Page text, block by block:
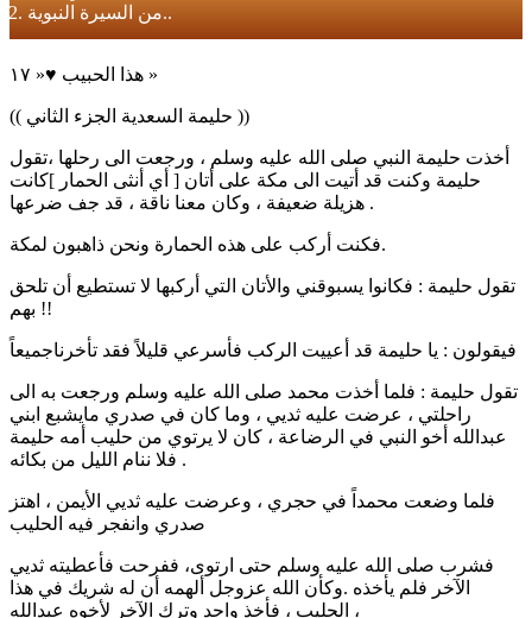
من السيرة النبوية..
هذا الحبيب ♥️« ١٧ »
(( حليمة السعدية الجزء الثاني ))
أخذت حليمة النبي صلى الله عليه وسلم ، ورجعت الى رحلها ،تقول
حليمة وكنت قد أتيت الى مكة على أتان [ أي أنثى الحمار ]كانت
هزيلة ضعيفة ، وكان معنا ناقة ، قد جف ضرعها .
فكنت أركب على هذه الحمارة ونحن ذاهبون لمكة.
تقول حليمة : فكانوا يسبوقني والأتان التي أركبها لا تستطيع أن تلحق
بهم !!
فيقولون : يا حليمة قد أعييت الركب فأسرعي قليلاً فقد تأخرناجميعاً
تقول حليمة : فلما أخذت محمد صلى الله عليه وسلم ورجعت به الى
راحلتي ، عرضت عليه ثديي ، وما كان في صدري مايشبع ابني
عبدالله أخو النبي في الرضاعة ، كان لا يرتوي من حليب أمه حليمة
فلا ننام الليل من بكائه .
فلما وضعت محمداً في حجري ، وعرضت عليه ثديي الأيمن ، اهتز
صدري وانفجر فيه الحليب
فشرب صلى الله عليه وسلم حتى ارتوى، ففرحت فأعطيته ثديي
الآخر فلم يأخذه .وكأن الله عزوجل ألهمه أن له شريك في هذا
الحليب ، فأخذ واحد وترك الآخر لأخوه عبدالله ،